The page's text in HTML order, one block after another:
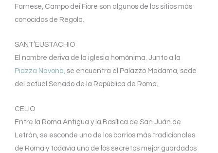
Farnese, Campo dei Fiore son algunos de los sitios más
conocidos de Regola.
SANT’EUSTACHIO
El nombre deriva de la iglesia homónima. Junto a la
Piazza Navona, se encuentra el Palazzo Madama, sede
del actual Senado de la República de Roma.
CELIO
Entre la Roma Antigua y la Basílica de San Juán de
Letrán, se esconde uno de los barrios más tradicionales
de Roma y todavía uno de los secretos mejor guardados